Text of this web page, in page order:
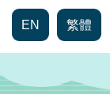
EN 繁體